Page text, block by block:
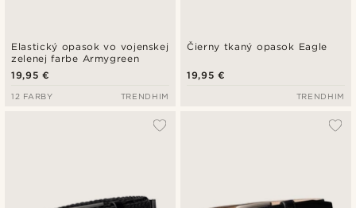
Elastický opasok vo vojenskej
zelenej farbe Armygreen
19,95 €
12 FARBY TRENDHIM
Čierny tkaný opasok Eagle
19,95 €
TRENDHIM